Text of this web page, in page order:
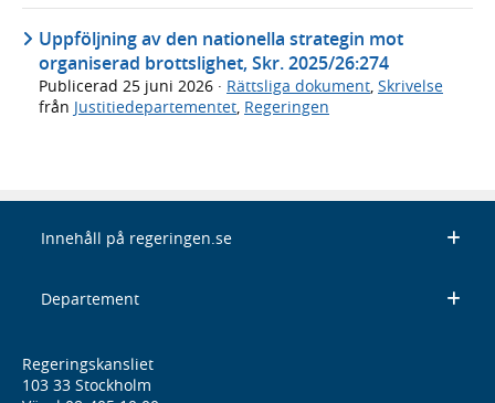
Uppföljning av den nationella strategin mot
organiserad brottslighet, Skr. 2025/26:274
Publicerad 25 juni 2026 · Rättsliga dokument Skrivelse
från Justitiedepartementet Regeringen
Innehåll på regeringen.se
Departement
Regeringskansliet
103 33 Stockholm